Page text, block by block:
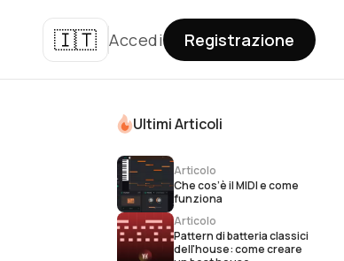
🇮🇹 Accedi Registrazione
Ultimi Articoli
Articolo
Che cos’è il MIDI e come
funziona
Articolo
Pattern di batteria classici
dell'house: come creare